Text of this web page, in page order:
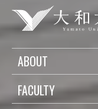
ABOUT
FACULTY